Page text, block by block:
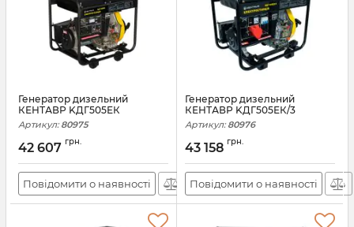
Генератор дизельний
КЕНТАВР KДГ505ЕК
Артикул: 80975
42 607 грн.
Повідомити о наявності
Генератор дизельний
КЕНТАВР KДГ505ЕК/3
Артикул: 80976
43 158 грн.
Повідомити о наявності